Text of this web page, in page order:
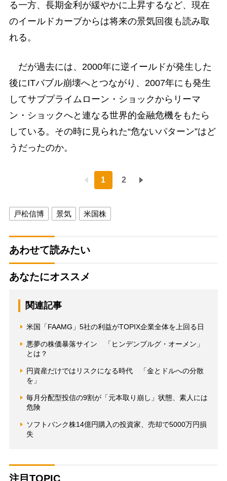
る一方、長期金利が緩やかに上昇するなど、現在
のイールドカーブからは将来の景気回復も読み取
れる。
だが過去には、2000年に逆イールドが発生した
後にITバブル崩壊へとつながり、2007年にも発生
してサブプライムローン・ショックからリーマ
ン・ショックへと連なる世界的金融危機をもたら
している。その時に見られた“危ないパターン”はど
うだったのか。
1 2
戸松信博 景気 米国株
あわせて読みたい
あなたにオススメ
関連記事
米国「FAAMG」5社の利益がTOPIX企業全体を上回る日
悪夢の株価暴落サイン 「ヒンデンブルグ・オーメン」
とは？
円資産だけではリスクになる時代 「金とドルへの分散
を」
毎月分配型投信の9割が「元本取り崩し」状態、素人には
危険
ソフトバンク株14億円購入の投資家、売却で5000万円損
失
注目TOPIC